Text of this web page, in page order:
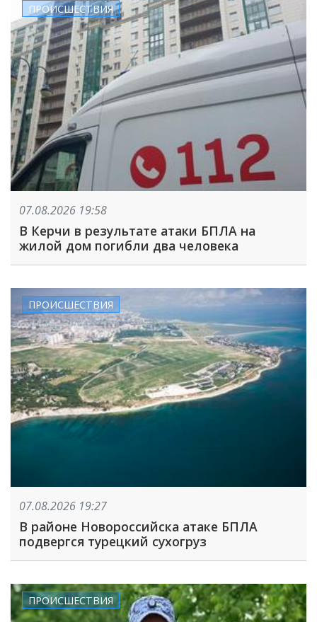
ПРОИСШЕСТВИЯ
07.08.2026 19:58
В Керчи в результате атаки БПЛА на
жилой дом погибли два человека
ПРОИСШЕСТВИЯ
07.08.2026 19:27
В районе Новороссийска атаке БПЛА
подвергся турецкий сухогруз
ПРОИСШЕСТВИЯ